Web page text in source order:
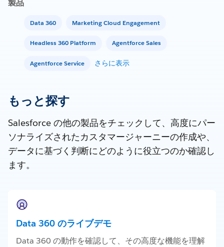
製品
Data 360 Marketing Cloud Engagement
Headless 360 Platform Agentforce Sales
Agentforce Service さらに表示
もっと探す
Salesforce の他の製品をチェックして、高度にパー
ソナライズされたカスタマージャーニーの作成や、
データに基づく判断にどのように役立つのか確認し
ます。
Data 360 のライブデモ
Data 360 の動作を確認して、その高度な機能を理解